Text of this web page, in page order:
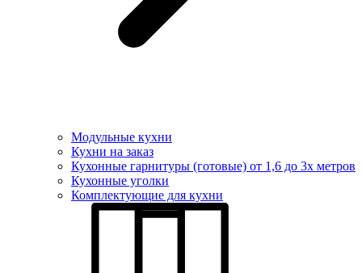
Модульные кухни
Кухни на заказ
Кухонные гарнитуры (готовые) от 1,6 до 3х метров
Кухонные уголки
Комплектующие для кухни